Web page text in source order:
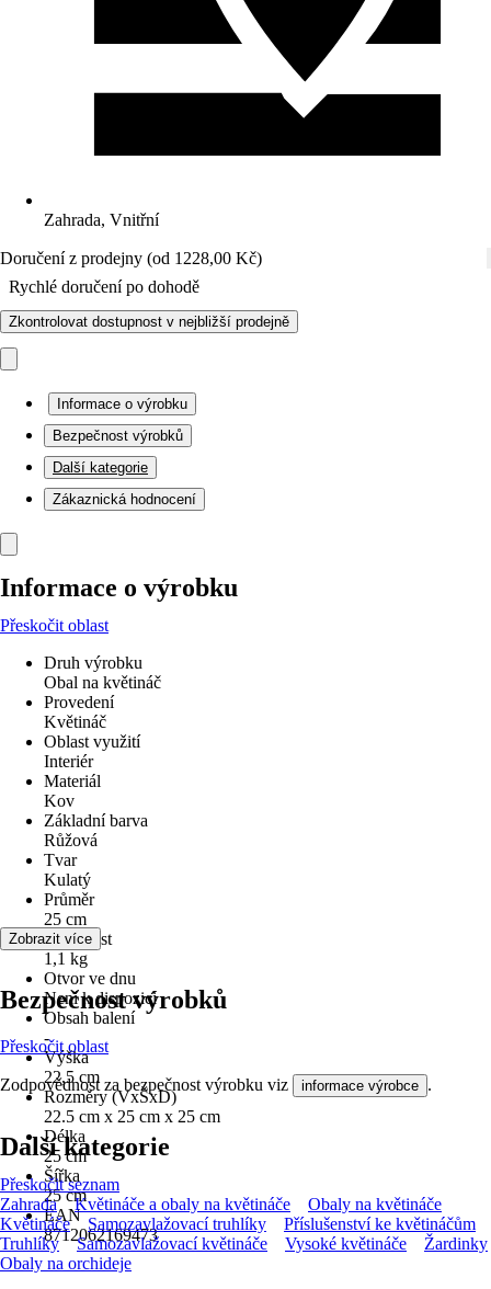
Zahrada, Vnitřní
Doručení z prodejny (od 1228,00 Kč)
Rychlé doručení po dohodě
Zkontrolovat dostupnost v nejbližší prodejně
Informace o výrobku
Bezpečnost výrobků
Další kategorie
Zákaznická hodnocení
Informace o výrobku
Přeskočit oblast
Druh výrobku
Obal na květináč
Provedení
Květináč
Oblast využití
Interiér
Materiál
Kov
Základní barva
Růžová
Tvar
Kulatý
Průměr
25 cm
Hmotnost
1,1 kg
Otvor ve dnu
Není k dispozici
Obsah balení
-
Výška
22,5 cm
Rozměry (VxŠxD)
22.5 cm x 25 cm x 25 cm
Délka
25 cm
Šířka
25 cm
EAN
8712062169473
Zobrazit více
Bezpečnost výrobků
Přeskočit oblast
Zodpovědnost za bezpečnost výrobku viz informace výrobce .
Další kategorie
Přeskočit seznam
Zahrada
Květináče a obaly na květináče
Obaly na květináče
Květináče
Samozavlažovací truhlíky
Příslušenství ke květináčům
Truhlíky
Samozavlažovací květináče Vysoké květináče
Žardinky
Obaly na orchideje